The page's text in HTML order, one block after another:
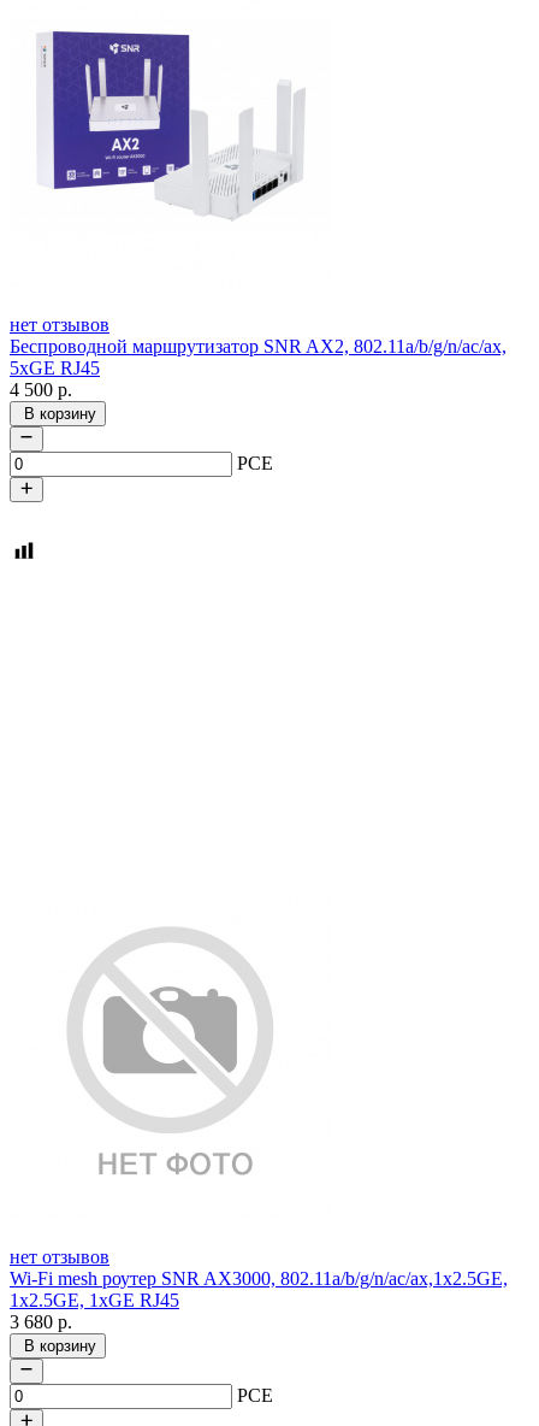
нет отзывов
Беспроводной маршрутизатор SNR AX2, 802.11a/b/g/n/ac/ax,
5xGE RJ45
4 500 р.
В корзину
PCE
нет отзывов
Wi-Fi mesh роутер SNR AX3000, 802.11a/b/g/n/ac/ax,1x2.5GE,
1x2.5GE, 1xGE RJ45
3 680 р.
В корзину
PCE